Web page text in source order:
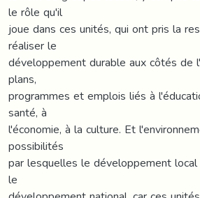
le rôle qu'il
joue dans ces unités, qui ont pris la
réaliser le
développement durable aux côtés de
plans,
programmes et emplois liés à
santé, à
l'économie, à la culture. Et
possibilités
par lesquelles le développement
le